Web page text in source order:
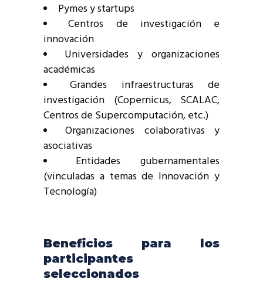
Pymes y startups
Centros de investigación e
innovación
Universidades y organizaciones
académicas
Grandes infraestructuras de
investigación (Copernicus, SCALAC,
Centros de Supercomputación, etc.)
Organizaciones colaborativas y
asociativas
Entidades gubernamentales
(vinculadas a temas de Innovación y
Tecnología)
Beneficios para los
participantes
seleccionados